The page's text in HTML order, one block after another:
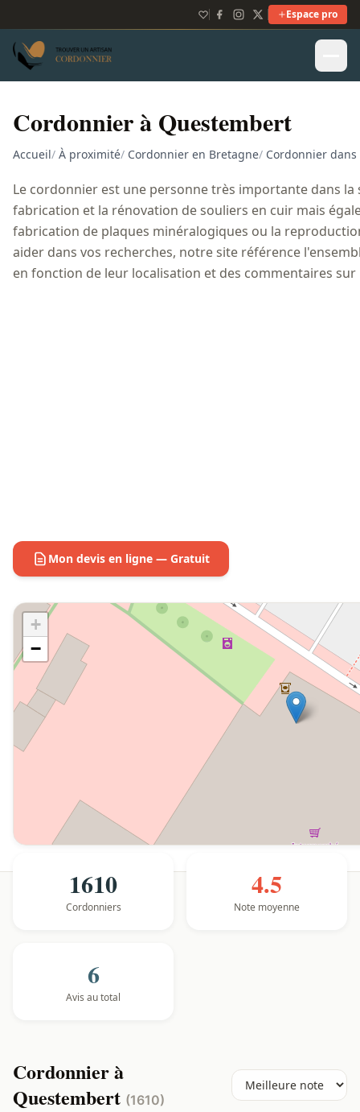
Espace pro
Cordonnier à Questembert
Accueil/ À proximité/ Cordonnier en Bretagne/ Cordonnier
Le cordonnier est une personne très importante dans la
fabrication et la rénovation de souliers en cuir mais
fabrication de plaques minéralogiques ou la
aider dans vos recherches, notre site référence
en fonction de leur localisation et des commentaires
Mon devis en ligne — Gratuit
+
−
1610
Cordonniers
4.5
Note moyenne
6
Avis au total
Cordonnier à
Questembert (1610)